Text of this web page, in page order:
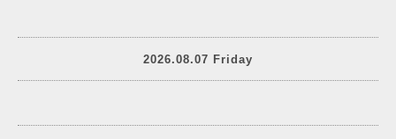
2026.08.07 Friday